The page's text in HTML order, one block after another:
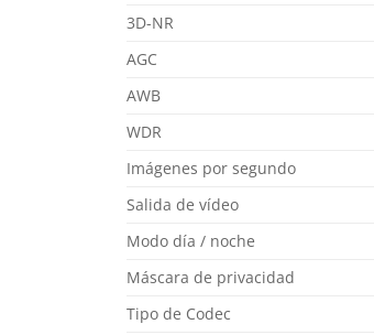
3D-NR
AGC
AWB
WDR
Imágenes por segundo
Salida de vídeo
Modo día / noche
Máscara de privacidad
Tipo de Codec